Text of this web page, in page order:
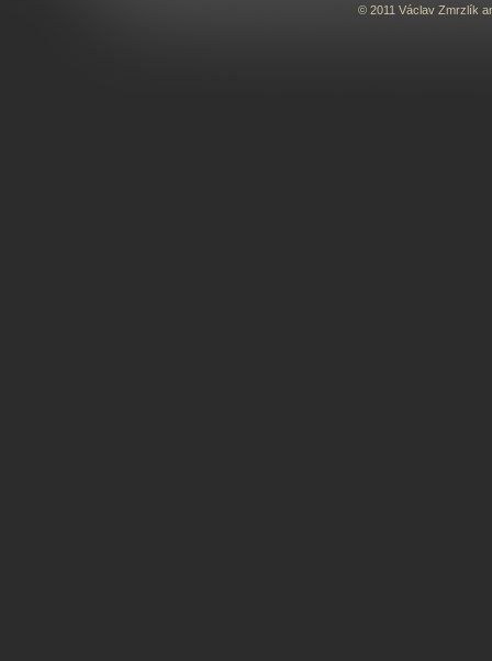
© 2011 Václav Zmrzlík